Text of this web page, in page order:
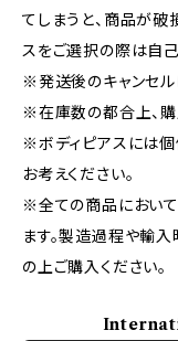
てしまうと、商品が
スをご選択の際は自
※発送後のキャンセル
※在庫数の都合上、購
※ボディピアスには個
お考えください。
※全ての商品におい
ます。製造過程や輸
の上ご購入ください。